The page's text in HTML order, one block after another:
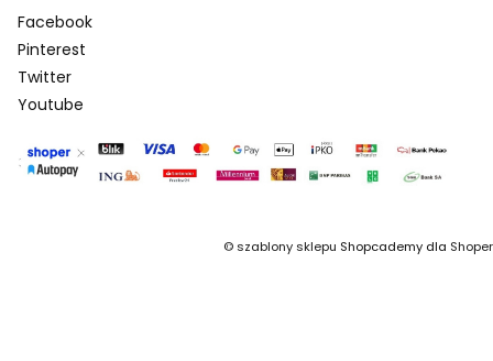
Facebook
Pinterest
Twitter
Youtube
©szablony sklepu Shopcademy dla Shoper